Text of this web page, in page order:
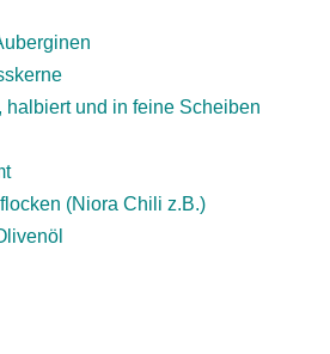
halbiert und in feine Scheiben
(Niora Chili z.B.)